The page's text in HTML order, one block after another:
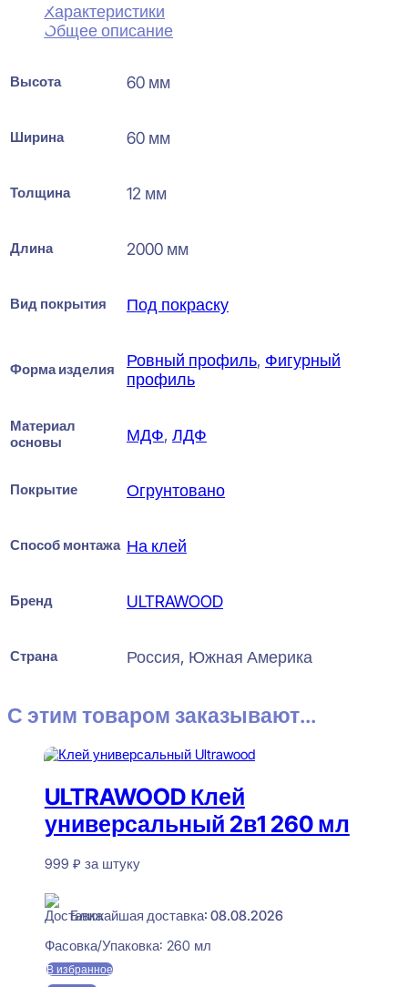
Характеристики
Общее описание
Высота 60 мм
Ширина 60 мм
Толщина 12 мм
Длина 2000 мм
Вид покрытия Под покраску
Форма изделия Ровный профиль, Фигурный
профиль
Материал
основы
МДФ, ЛДФ
Покрытие Огрунтовано
Способ монтажа На клей
Бренд ULTRAWOOD
Страна Россия, Южная Америка
С этим товаром заказывают...
ULTRAWOOD Клей
универсальный 2в1 260 мл
999 ₽ за штуку
Ближайшая доставка: 08.08.2026
Фасовка/Упаковка: 260 мл
В избранное